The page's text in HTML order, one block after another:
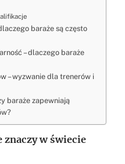
baraże są często
– dlaczego baraże
– wyzwanie dla trenerów i
baraże zapewniają
znaczy w świecie